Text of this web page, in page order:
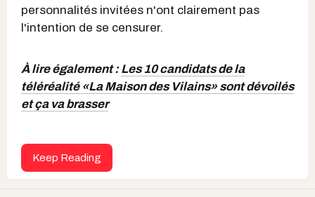
personnalités invitées n'ont clairement pas
l'intention de se censurer.
À lire également :Les 10 candidats de la
téléréalité «La Maison des Vilains» sont dévoilés
et ça va brasser
Keep Reading